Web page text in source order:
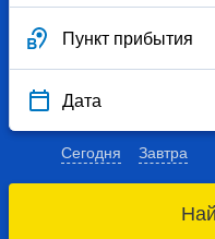
Пункт прибытия
Дата
Сегодня Завтра